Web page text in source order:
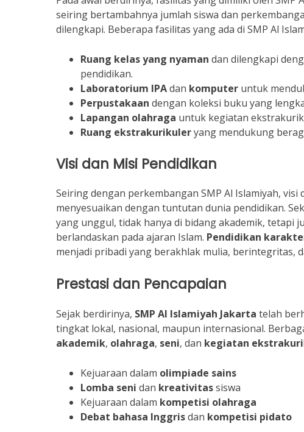
seiring bertambahnya jumlah siswa dan
dilengkapi. Beberapa fasilitas yang ada di SMP Al
Ruang kelas yang nyaman dan dilengkapi
pendidikan.
Laboratorium IPAdan komputer untuk
Perpustakaan dengan koleksi buku yang
Lapangan olahraga untuk kegiatan
Ruang ekstrakurikuleryang mendukung
Visi dan Misi Pendidikan
Seiring dengan perkembangan SMP Al Islamiyah,
menyesuaikan dengan tuntutan dunia pendidikan.
yang unggul, tidak hanya di bidang akademik, tetapi
berlandaskan pada ajaran Islam. Pendidikan
menjadi pribadi yang berakhlak mulia, berintegritas,
Prestasi dan Pencapaian
Sejak berdirinya, SMP Al Islamiyah Jakarta telah
tingkat lokal, nasional, maupun internasional.
akademik, olahraga, seni, dan kegiatan
Kejuaraan dalam olimpiade sains
Lomba seni dan kreativitassiswa
Kejuaraan dalam kompetisi olahraga
Debat bahasa Inggrisdan kompetisi pidato